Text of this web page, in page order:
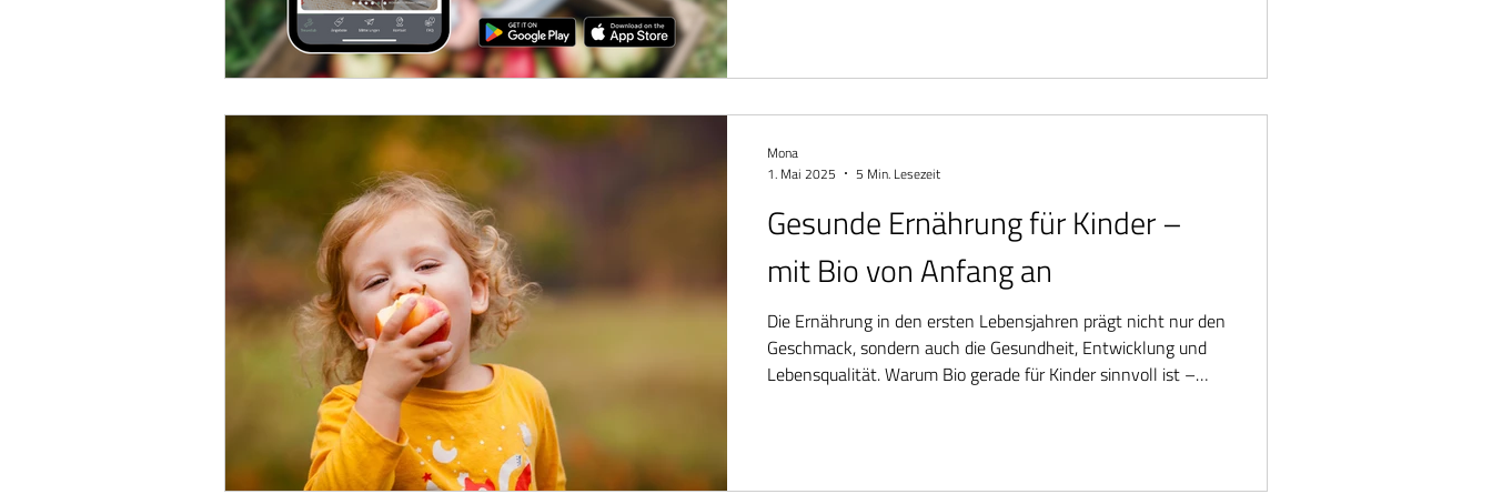
Gesunde Ernährung für Kinder –
mit Bio von Anfang an
Die Ernährung in den ersten Lebensjahren prägt nicht nur den
Geschmack, sondern auch die Gesundheit, Entwicklung und
Lebensqualität. Warum Bio gerade für Kinder sinnvoll ist –
Mona
1. Mai 2025
5 Min. Lesezeit